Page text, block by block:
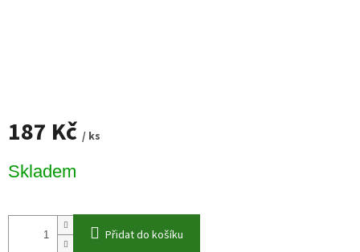
187 Kč / ks
cena:
Skladem
Přidat do košíku